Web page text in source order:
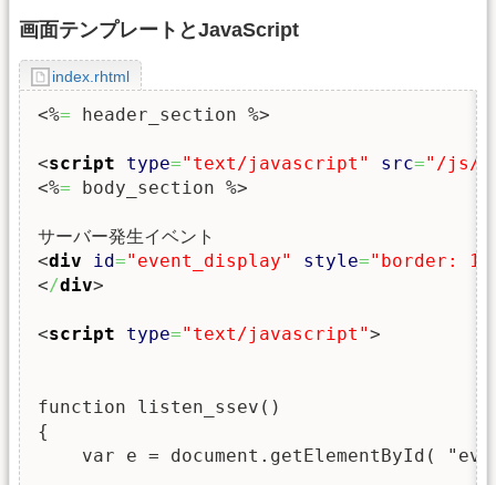
画面テンプレートとJavaScript
index.rhtml
<%= header_section %>
<script type="text/javascript" src="/js/
<%= body_section %>
<div id="event_display" style="border:
</div>
<script type="text/javascript">
function listen_ssev()
{
var e = document.getElementById(